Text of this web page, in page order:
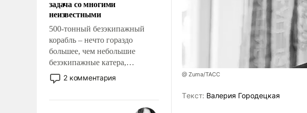
задача со многими
неизвестными
500-тонный безэкипажный
корабль – нечто гораздо
большее, чем небольшие
безэкипажные катера,
применение которых уже
стало обыденностью. Задача по
сложна и амбициозна. Однако
2 комментария @ Zuma/ТАСС
Tекст: Валерия Городецкая